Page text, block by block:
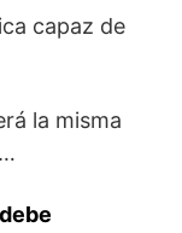
capaz de
la misma
debe